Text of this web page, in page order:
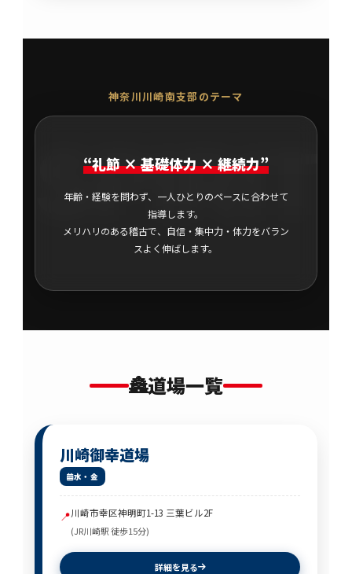
SPIRIT
神奈川川崎南支部のテーマ
“礼節 × 基礎体力 × 継続力”
年齢・経験を問わず、一人ひとりのペースに合わせて
指導します。
メリハリのある稽古で、自信・集中力・体力をバラン
スよく伸ばします。
🏯道場一覧
川崎御幸道場
水・金
📍川崎市幸区神明町1-13 三葉ビル2F
(JR川崎駅 徒歩15分)
詳細を見る